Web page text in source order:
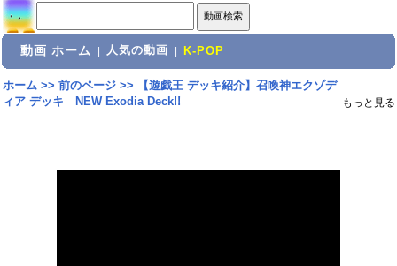
動画 ホーム 人気の動画 K-POP
ホーム>> 前のページ>>
【遊戯王 デッキ紹介】召喚神エクゾデ
ィア デッキ NEW Exodia Deck!!
もっと見る